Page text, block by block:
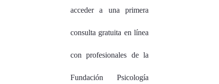
acceder a una primera
consulta gratuita en línea
con profesionales de la
Fundación Psicología